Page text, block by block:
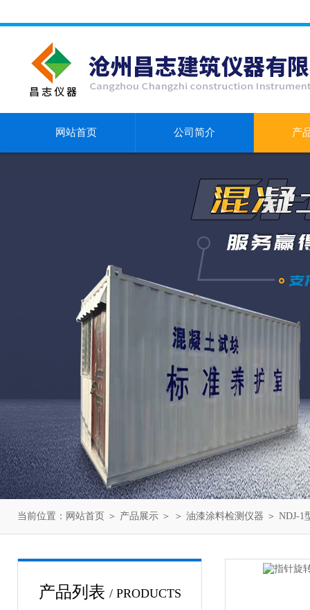
网站首页 公司简介 产
当前位置： 网站首页 ＞ 产品展示 ＞ ＞ 油漆涂料检测仪器 ＞ NDJ-
产品列表 / PRODUCTS